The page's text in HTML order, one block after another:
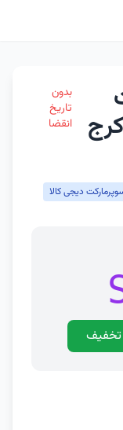
بدون
تاریخ
انقضا
دیجی کالا
تخفیف